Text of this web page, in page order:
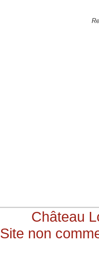
Château
Site non